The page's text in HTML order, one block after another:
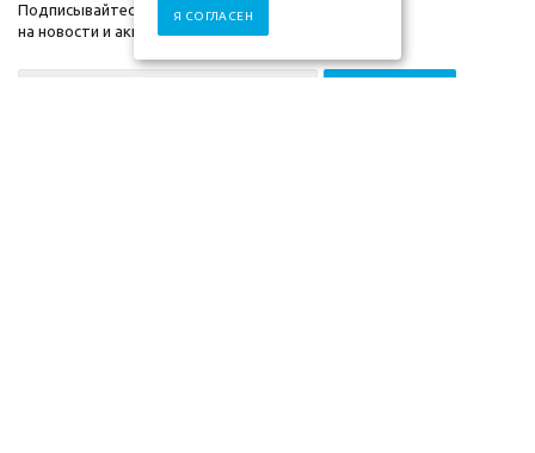
Подписывайтесь
на новости и акции
Я СОГЛАСЕН